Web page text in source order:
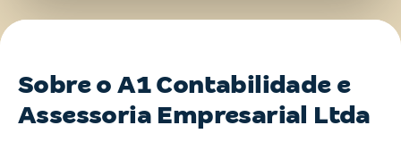
Sobre o A1 Contabilidade e
Assessoria Empresarial Ltda